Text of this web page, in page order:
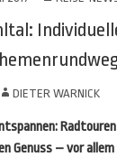
DIETER WARNICK
Genuss – vor